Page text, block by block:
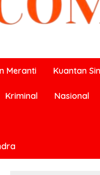
Meranti Kuantan
Kriminal Nasional